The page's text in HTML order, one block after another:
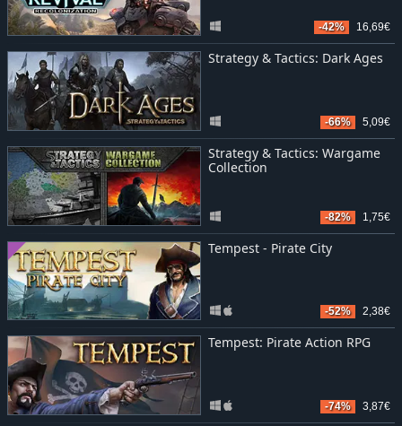
-42% 16,69€
Strategy & Tactics: Dark Ages
-66% 5,09€
Strategy & Tactics: Wargame
Collection
-82% 1,75€
Tempest - Pirate City
-52% 2,38€
Tempest: Pirate Action RPG
-74% 3,87€